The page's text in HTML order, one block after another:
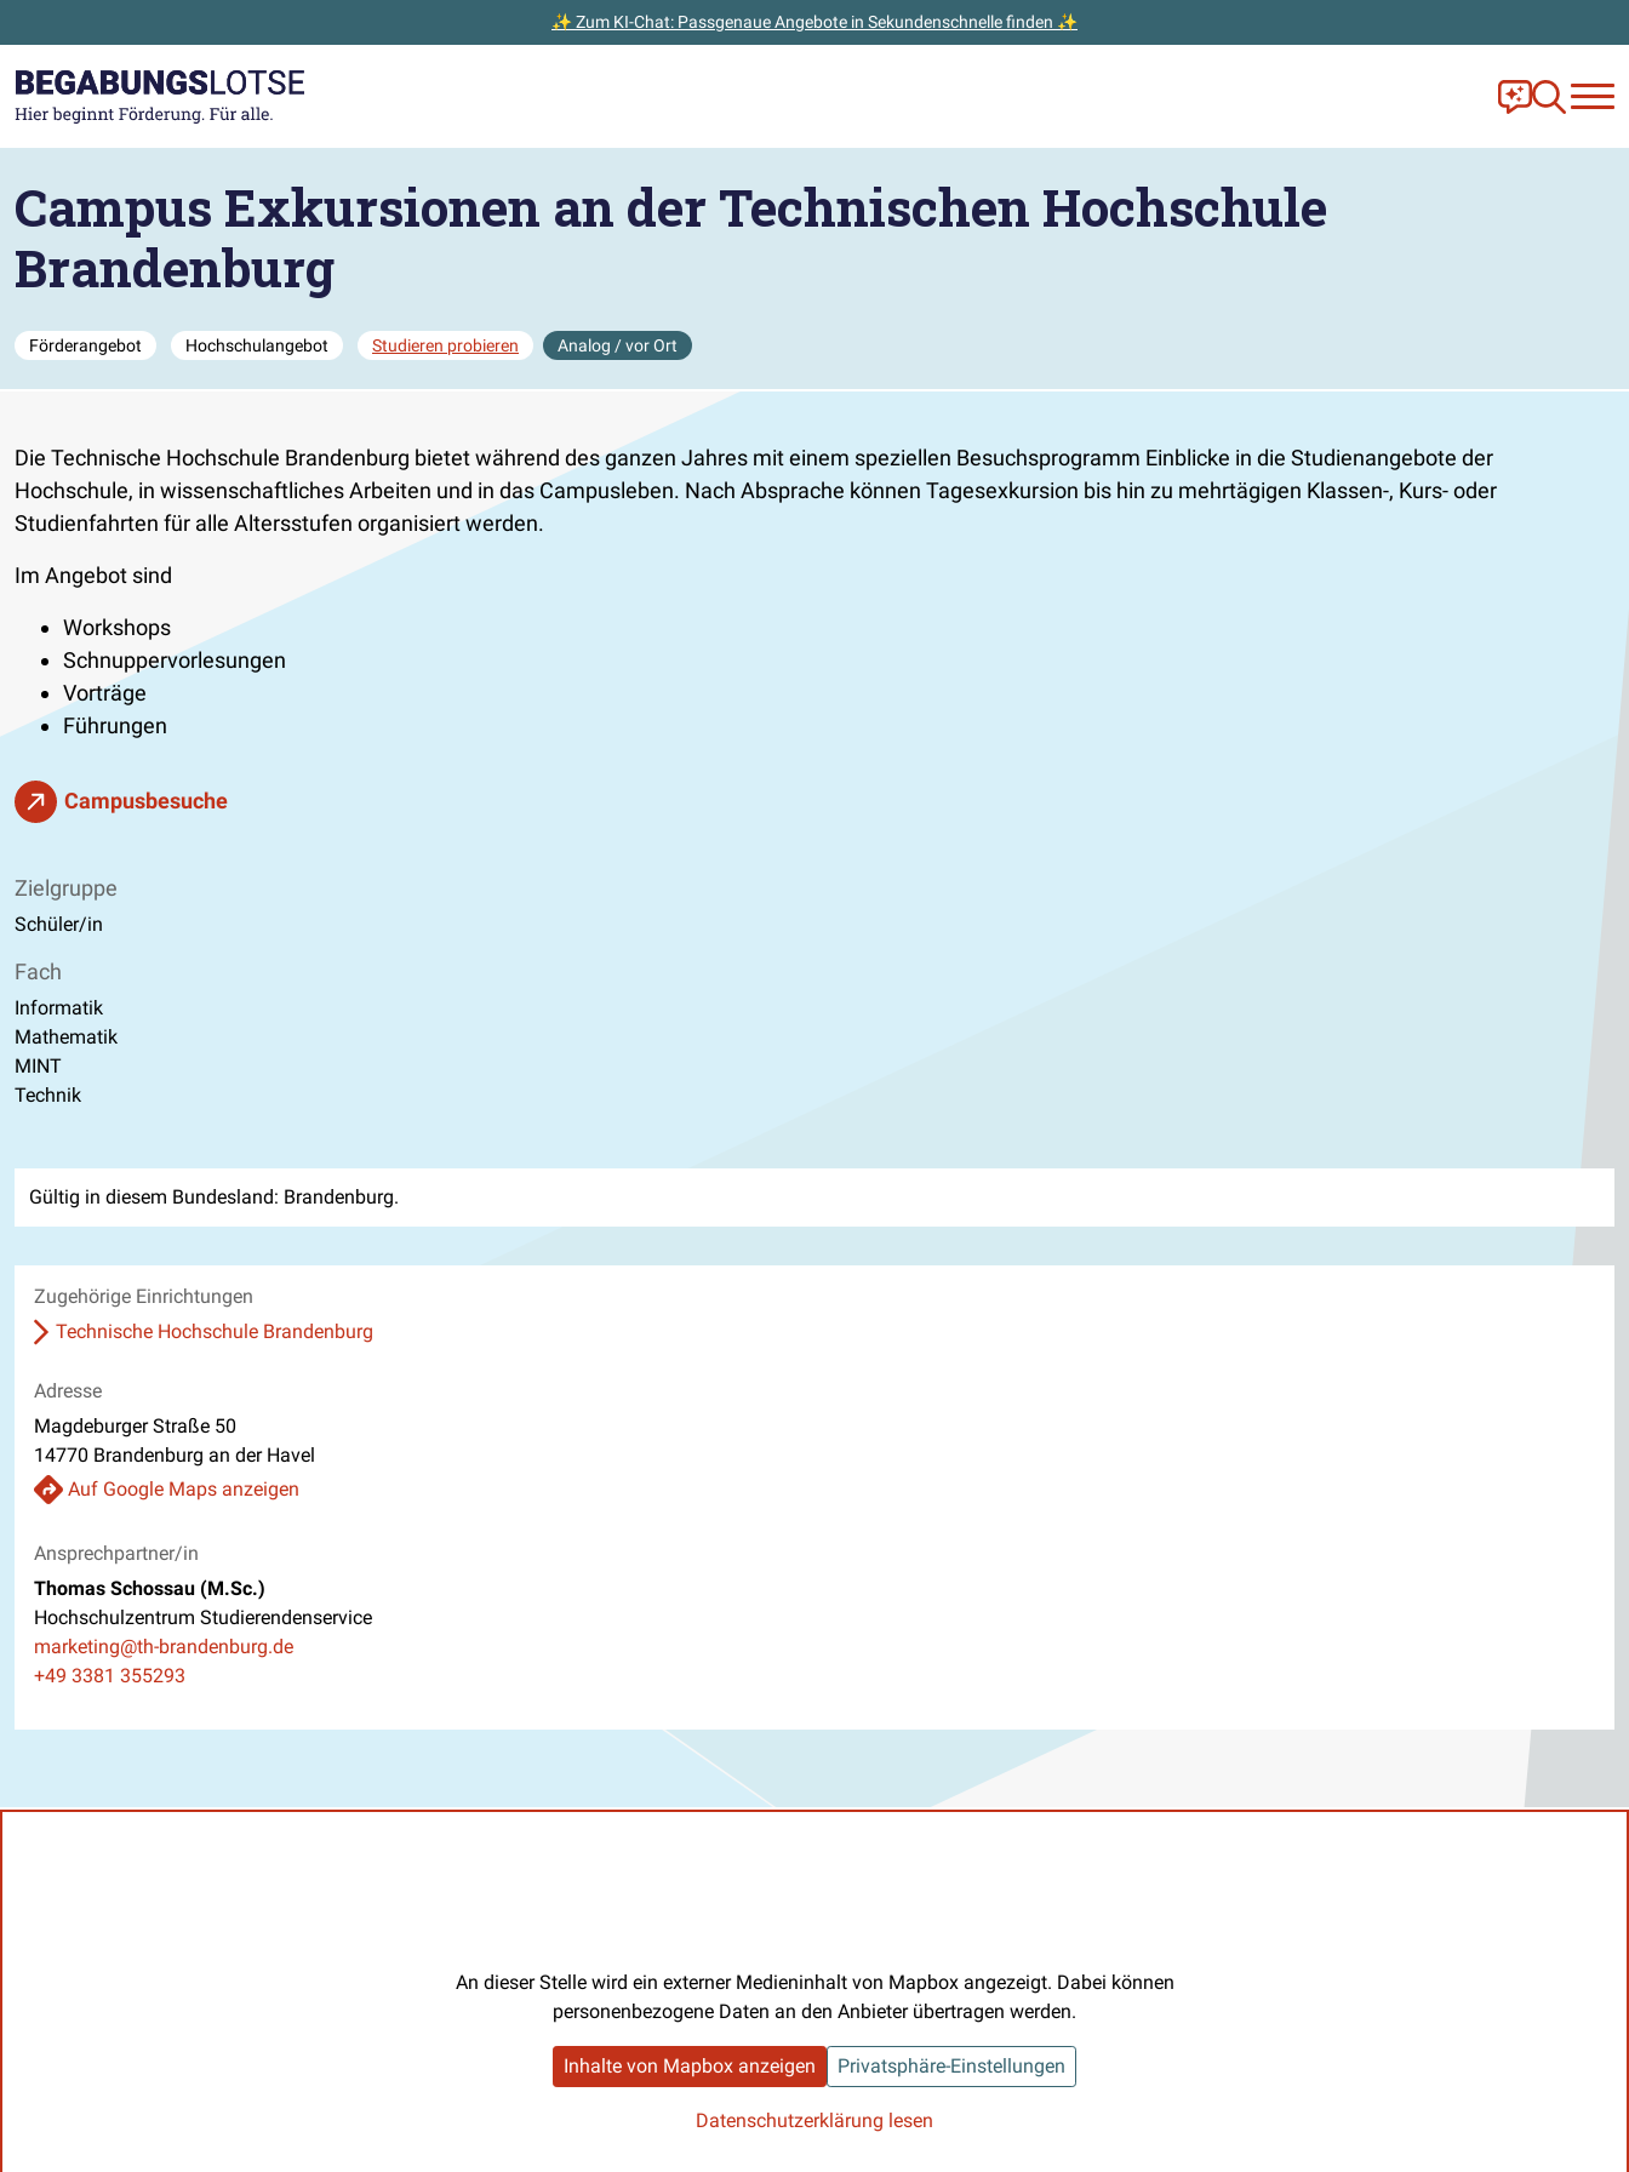
✨ Zum KI-Chat: Passgenaue Angebote in Sekundenschnelle finden ✨
Zur Startseite gehen
Frag Ella!
Zur
Campus Exkursionen an der Technischen Hochschule
Brandenburg
Förderangebot Hochschulangebot Studieren probieren Analog / vor Ort
Die Technische Hochschule Brandenburg bietet während des ganzen Jahres mit einem speziellen Besuchsprogramm Einblicke in die Studienangebote der
Hochschule, in wissenschaftliches Arbeiten und in das Campusleben. Nach Absprache können Tagesexkursion bis hin zu mehrtägigen Klassen-, Kurs- oder
Studienfahrten für alle Altersstufen organisiert werden.
Im Angebot sind
Workshops
Schnuppervorlesungen
Vorträge
Führungen
Campusbesuche
Zielgruppe
Schüler/in
Fach
Informatik
Mathematik
MINT
Technik
Gültig in diesem Bundesland: Brandenburg.
Zugehörige Einrichtungen
Technische Hochschule Brandenburg
Adresse
Magdeburger Straße 50
14770 Brandenburg an der Havel
Auf Google Maps anzeigen
Ansprechpartner/in
Thomas Schossau (M.Sc.)
Hochschulzentrum Studierendenservice
E-Mail
marketing@th-brandenburg.de
Telefon
+49 3381 355293
An dieser Stelle wird ein externer Medieninhalt von Mapbox angezeigt. Dabei können
personenbezogene Daten an den Anbieter übertragen werden.
Inhalte von Mapbox anzeigen Privatsphäre-Einstellungen
Datenschutzerklärung lesen